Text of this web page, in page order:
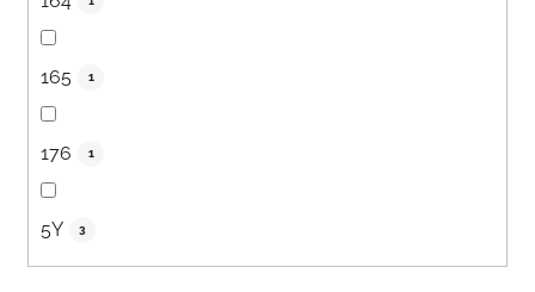
165 1
176 1
5Y 3